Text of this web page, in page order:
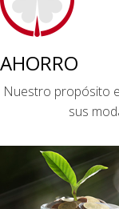
AHORRO
Nuestro propósito
sus